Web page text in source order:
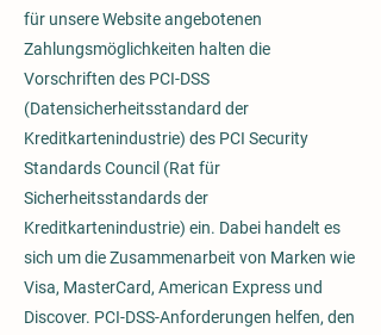
für unsere Website angebotenen
Zahlungsmöglichkeiten halten die
Vorschriften des PCI-DSS
(Datensicherheitsstandard der
Kreditkartenindustrie) des PCI Security
Standards Council (Rat für
Sicherheitsstandards der
Kreditkartenindustrie) ein. Dabei handelt es
sich um die Zusammenarbeit von Marken wie
Visa, MasterCard, American Express und
Discover. PCI-DSS-Anforderungen helfen, den